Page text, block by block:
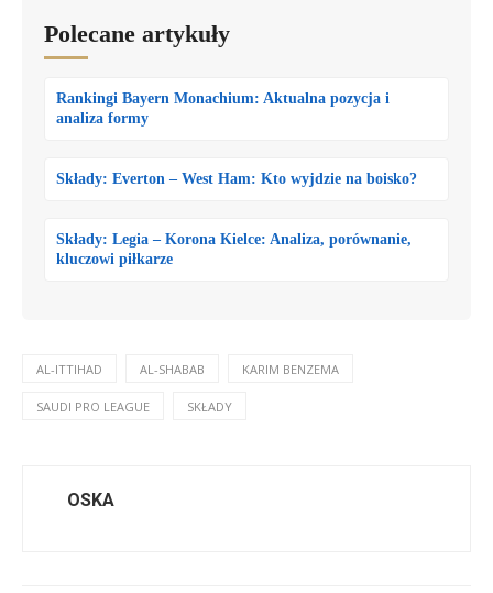
Polecane artykuły
Rankingi Bayern Monachium: Aktualna pozycja i
analiza formy
Składy: Everton – West Ham: Kto wyjdzie na boisko?
Składy: Legia – Korona Kielce: Analiza, porównanie,
kluczowi piłkarze
AL-ITTIHAD AL-SHABAB KARIM BENZEMA
SAUDI PRO LEAGUE SKŁADY
OSKA